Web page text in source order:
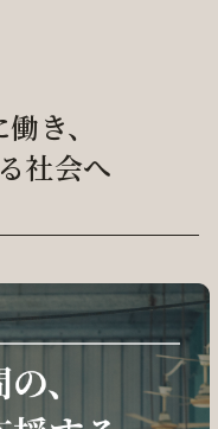
き、
社会へ